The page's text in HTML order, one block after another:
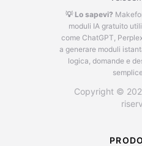
💡 Lo sapevi?
moduli IA gratuito
come ChatGPT,
a generare moduli
logica, domande e
Copyright ©